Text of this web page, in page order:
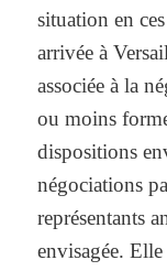
situation en
arrivée à
associée à la
ou moins
dispositions
négociations
représentants
envisagée.